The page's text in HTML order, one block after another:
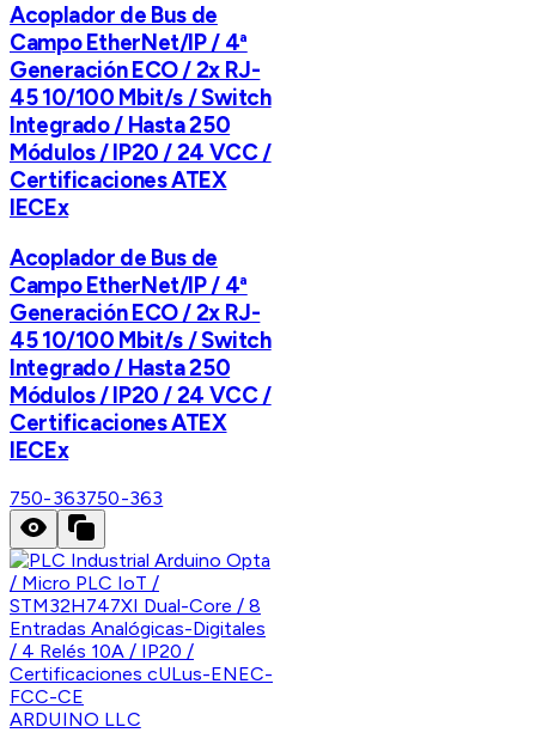
Acoplador de Bus de
Campo EtherNet/IP / 4ª
Generación ECO / 2x RJ-
45 10/100 Mbit/s / Switch
Integrado / Hasta 250
Módulos / IP20 / 24 VCC /
Certificaciones ATEX
IECEx
Acoplador de Bus de
Campo EtherNet/IP / 4ª
Generación ECO / 2x RJ-
45 10/100 Mbit/s / Switch
Integrado / Hasta 250
Módulos / IP20 / 24 VCC /
Certificaciones ATEX
IECEx
750-363750-363
ARDUINO LLC